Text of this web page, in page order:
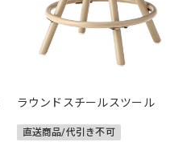
ラウンドスチールスツール
直送商品/代引き不可